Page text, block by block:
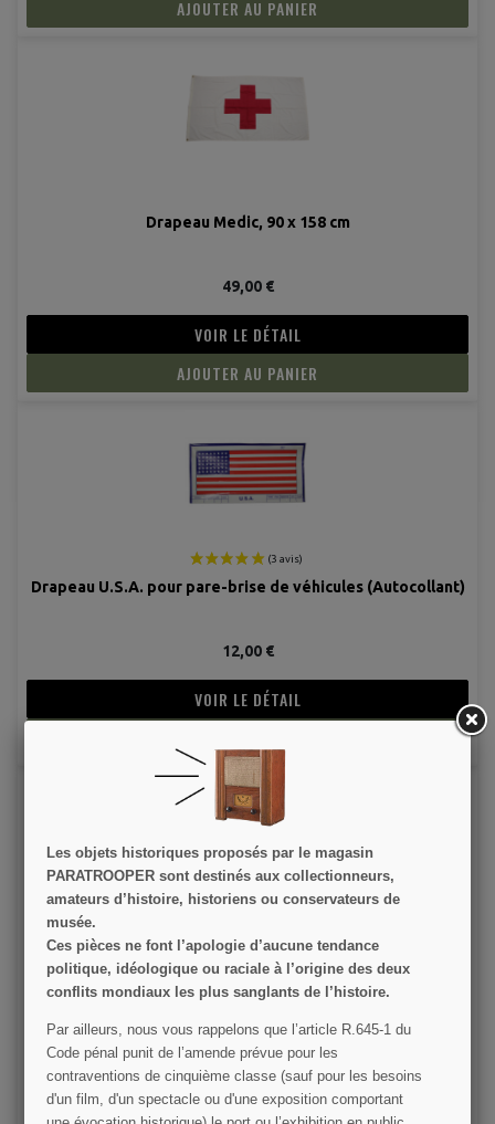
AJOUTER AU PANIER
Drapeau Medic, 90 x 158 cm
49,00 €
VOIR LE DÉTAIL
AJOUTER AU PANIER
Drapeau U.S.A. pour pare-brise de véhicules (Autocollant)
12,00 €
VOIR LE DÉTAIL
Drapeau US 48 étoiles brodées, coton
VOIR LE DÉTAIL
AJOUTER AU PANIER
Les objets historiques proposés par le magasin
PARATROOPER sont destinés aux collectionneurs,
amateurs d’histoire, historiens ou conservateurs de
musée.
Ces pièces ne font l’apologie d’aucune tendance
politique, idéologique ou raciale à l’origine des deux
conflits mondiaux les plus sanglants de l’histoire.
Par ailleurs, nous vous rappelons que l’article R.645­-1 du
Code pénal punit de l’amende prévue pour les
contraventions de cinquième classe (sauf pour les besoins
d'un film, d'un spectacle ou d'une exposition comportant